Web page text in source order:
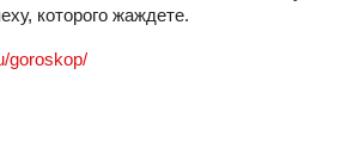
которого жаждете.
goroskop/